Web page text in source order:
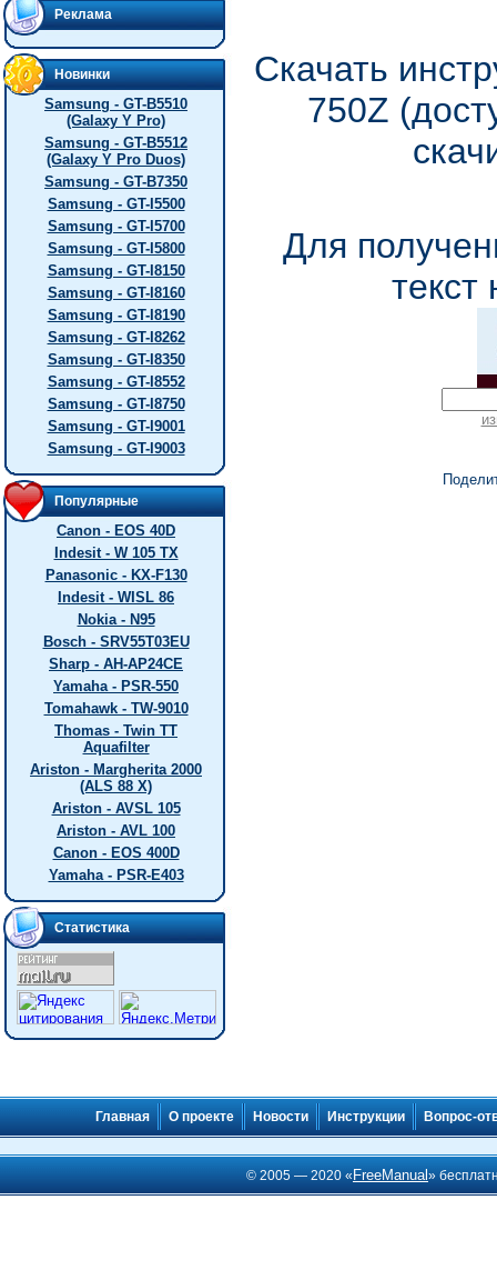
Реклама
Новинки
Samsung - GT-B5510
(Galaxy Y Pro)
Samsung - GT-B5512
(Galaxy Y Pro Duos)
Samsung - GT-B7350
Samsung - GT-I5500
Samsung - GT-I5700
Samsung - GT-I5800
Samsung - GT-I8150
Samsung - GT-I8160
Samsung - GT-I8190
Samsung - GT-I8262
Samsung - GT-I8350
Samsung - GT-I8552
Samsung - GT-I8750
Samsung - GT-I9001
Samsung - GT-I9003
Популярные
Canon - EOS 40D
Indesit - W 105 TX
Panasonic - KX-F130
Indesit - WISL 86
Nokia - N95
Bosch - SRV55T03EU
Sharp - AH-AP24CE
Yamaha - PSR-550
Tomahawk - TW-9010
Thomas - Twin TT
Aquafilter
Ariston - Margherita 2000
(ALS 88 X)
Ariston - AVSL 105
Ariston - AVL 100
Canon - EOS 400D
Yamaha - PSR-E403
Статистика
Скачать
750Z
Для
текст
Главная О проекте Новости Инструкции Вопрос-
© 2005 — 2020 « FreeManual»